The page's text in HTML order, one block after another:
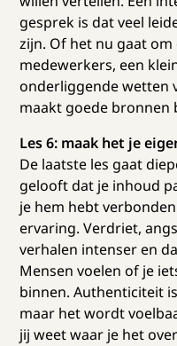
gesprek is dat veel
zijn. Of het nu gaat
medewerkers, een
onderliggende wetten
maakt goede bronnen
Les 6: maak het je
De laatste les gaat
gelooft dat je inhoud
je hem hebt
ervaring. Verdriet,
verhalen intenser en
Mensen voelen of je
binnen. Authenticiteit
maar het wordt
jij weet waar je het